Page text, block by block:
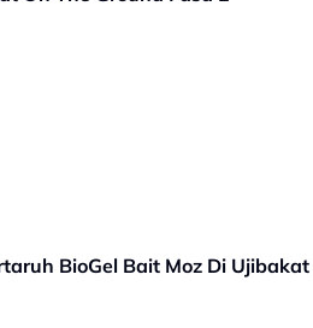
BioGel Bait Moz Di Ujibakat